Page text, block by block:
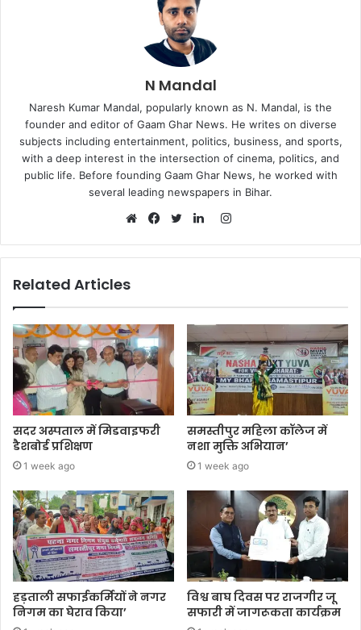
N Mandal
Naresh Kumar Mandal, popularly known as N. Mandal, is the
founder and editor of Gaam Ghar News. He writes on diverse
subjects including entertainment, politics, business, and sports,
with a deep interest in the intersection of cinema, politics, and
public life. Before founding Gaam Ghar News, he worked with
several leading newspapers in Bihar.
Instagram
Related Articles
सदर अस्पताल में मिडवाइफरी
डैशबोर्ड प्रशिक्षण
1 week ago
समस्तीपुर महिला कॉलेज में
नशा मुक्ति अभियान’
1 week ago
हड़ताली सफाईकर्मियों ने नगर
निगम का घेराव किया’
विश्व बाघ दिवस पर राजगीर जू
सफारी में जागरूकता कार्यक्रम